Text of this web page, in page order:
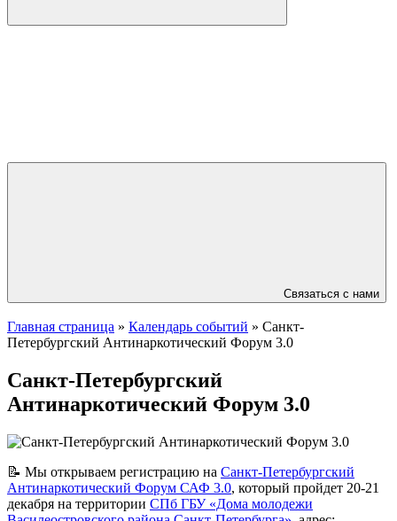
Связаться с нами
Главная страница » Календарь событий » Санкт-
Петербургский Антинаркотический Форум 3.0
Санкт-Петербургский
Антинаркотический Форум 3.0
📝 Мы открываем регистрацию на Санкт-Петербургский
Антинаркотический Форум САФ 3.0, который пройдет 20-21
декабря на территории СПб ГБУ «Дома молодежи